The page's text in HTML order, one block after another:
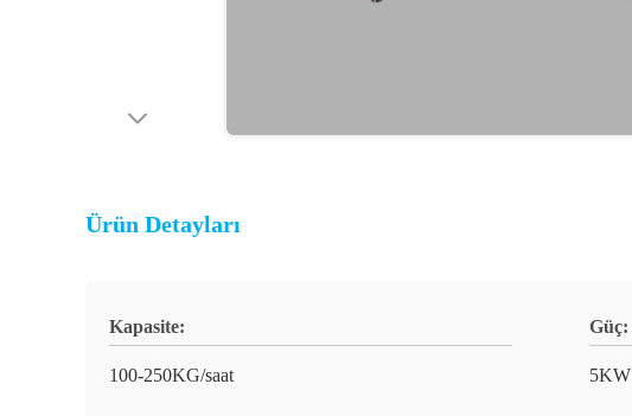
Ürün Detayları
Kapasite:
100-250KG/saat
Güç:
5KW